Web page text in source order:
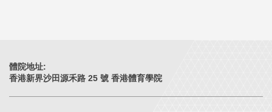
體院地址:
香港新界沙田源禾路 25 號 香港體育學院